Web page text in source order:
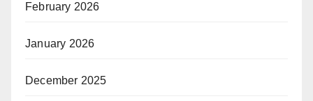
February 2026
January 2026
December 2025